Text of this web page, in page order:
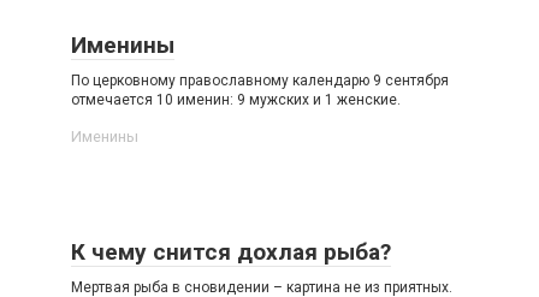
Именины
По церковному православному календарю 9 сентября
отмечается 10 именин: 9 мужских и 1 женские.
Именины
К чему снится дохлая рыба?
Мертвая рыба в сновидении – картина не из приятных.